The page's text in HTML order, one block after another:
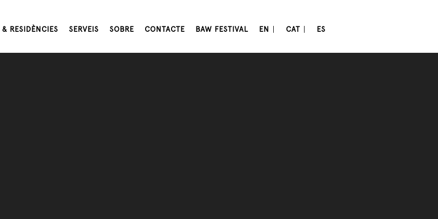
& RESIDÈNCIES SERVEIS SOBRE CONTACTE BAW FESTIVAL EN CAT ES